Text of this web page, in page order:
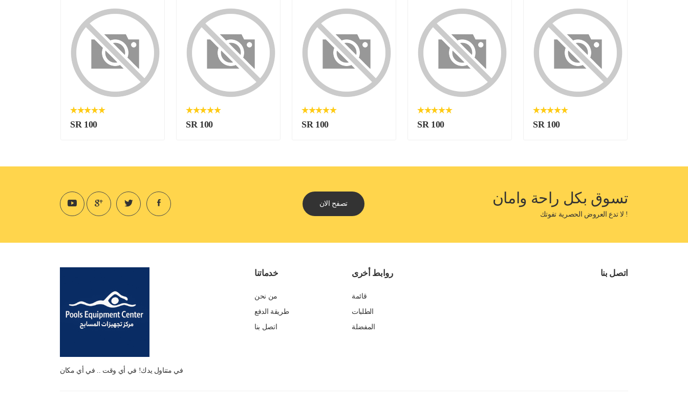
SR 100 SR 100 SR 100 SR 100 SR 100
تسوق بكل راحة وامان
! لا تدع العروض الحصرية تفوتك
تصفح الان
في متناول يدك! في أي وقت .. في أي مكان
خدماتنا
من نحن
طريقة الدفع
اتصل بنا
روابط أخرى
قائمة
الطلبات
المفضلة
اتصل بنا